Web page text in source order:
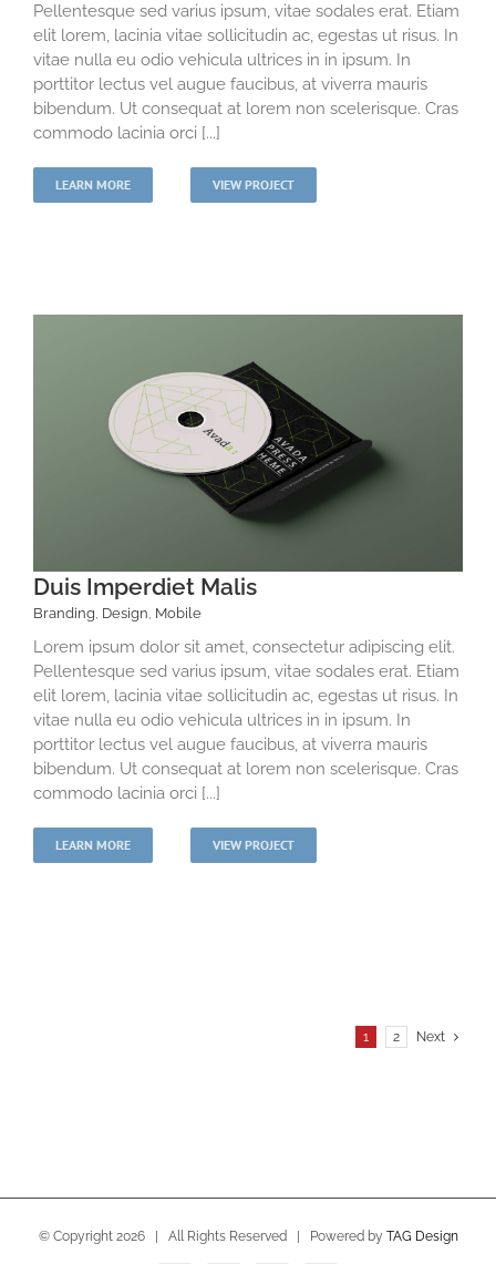
Pellentesque sed varius ipsum, vitae sodales erat. Etiam
elit lorem, lacinia vitae sollicitudin ac, egestas ut risus. In
vitae nulla eu odio vehicula ultrices in in ipsum. In
porttitor lectus vel augue faucibus, at viverra mauris
bibendum. Ut consequat at lorem non scelerisque. Cras
commodo lacinia orci [...]
LEARN MORE VIEW PROJECT
Duis Imperdiet Malis
Branding, Design, Mobile
Lorem ipsum dolor sit amet, consectetur adipiscing elit.
Pellentesque sed varius ipsum, vitae sodales erat. Etiam
elit lorem, lacinia vitae sollicitudin ac, egestas ut risus. In
vitae nulla eu odio vehicula ultrices in in ipsum. In
porttitor lectus vel augue faucibus, at viverra mauris
bibendum. Ut consequat at lorem non scelerisque. Cras
commodo lacinia orci [...]
LEARN MORE VIEW PROJECT
1 2 Next
© Copyright 2026 | All Rights Reserved | Powered by TAG Design